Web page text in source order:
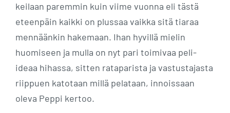
keilaan paremmin kuin viime vuonna eli tästä
eteenpäin kaikki on plussaa vaikka sitä tiaraa
mennäänkin hakemaan. Ihan hyvillä mielin
huomiseen ja mulla on nyt pari toimivaa peli-
ideaa hihassa, sitten rataparista ja vastustajasta
riippuen katotaan millä pelataan, innoissaan
oleva Peppi kertoo.